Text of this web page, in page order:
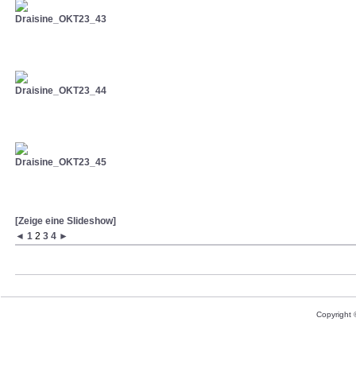
[Zeige eine Slideshow]
◄ 1 2 3 4 ►
Copyright